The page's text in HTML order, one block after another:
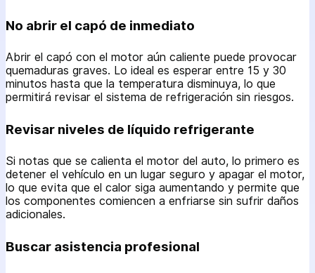
No abrir el capó de inmediato
Abrir el capó con el motor aún caliente puede provocar
quemaduras graves. Lo ideal es esperar entre 15 y 30
minutos hasta que la temperatura disminuya, lo que
permitirá revisar el sistema de refrigeración sin riesgos.
Revisar niveles de líquido refrigerante
Si notas que se calienta el motor del auto, lo primero es
detener el vehículo en un lugar seguro y apagar el motor,
lo que evita que el calor siga aumentando y permite que
los componentes comiencen a enfriarse sin sufrir daños
adicionales.
Buscar asistencia profesional